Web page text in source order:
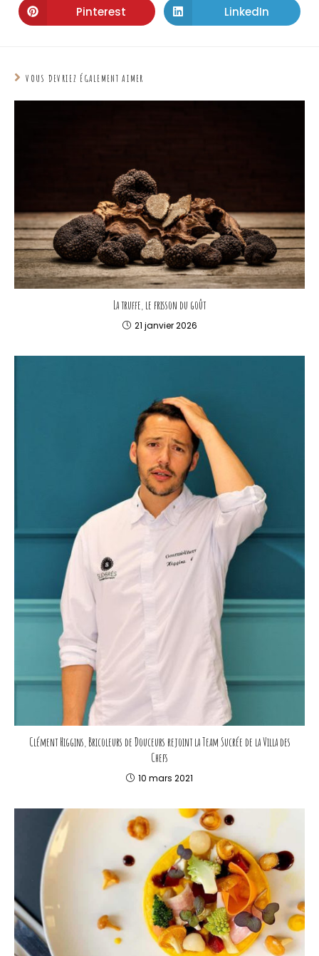
Pinterest LinkedIn
VOUS DEVRIEZ ÉGALEMENT AIMER
La truffe, le frisson du goût
21 janvier 2026
Clément Higgins, Bricoleurs de Douceurs rejoint la Team Sucrée de la Villa des
Chefs
10 mars 2021